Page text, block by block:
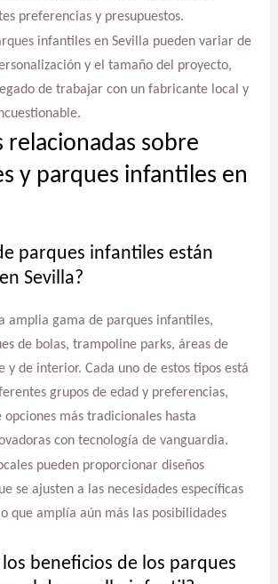
preferencias y presupuestos.
infantiles en Sevilla pueden variar de
y el tamaño del proyecto,
de trabajar con un fabricante local y
relacionadas sobre
y parques infantiles en
parques infantiles están
Sevilla?
amplia gama de parques infantiles,
de bolas, trampoline parks, áreas de
y de interior. Cada uno de estos tipos está
grupos de edad y preferencias,
opciones más tradicionales hasta
con tecnología de vanguardia.
pueden proporcionar diseños
se ajusten a las necesidades específicas
que amplía aún más las posibilidades
los beneficios de los parques